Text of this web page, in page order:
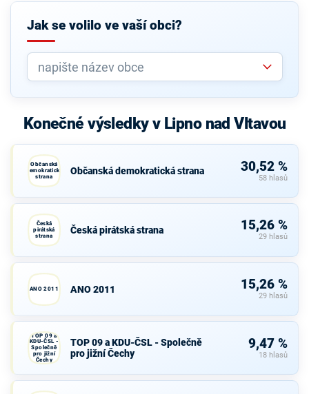
Jak se volilo ve vaší obci?
Konečné výsledky v Lipno nad Vltavou
Občanská
demokratická
strana
Občanská demokratická strana 30,52 %
58 hlasů
Česká
pirátská
strana
Česká pirátská strana 15,26 %
29 hlasů
ANO 2011 ANO 2011 15,26 %
29 hlasů
TOP 09 a
KDU-ČSL -
Společně
pro jižní
Čechy
TOP 09 a KDU-ČSL - Společně
pro jižní Čechy
9,47 %
18 hlasů